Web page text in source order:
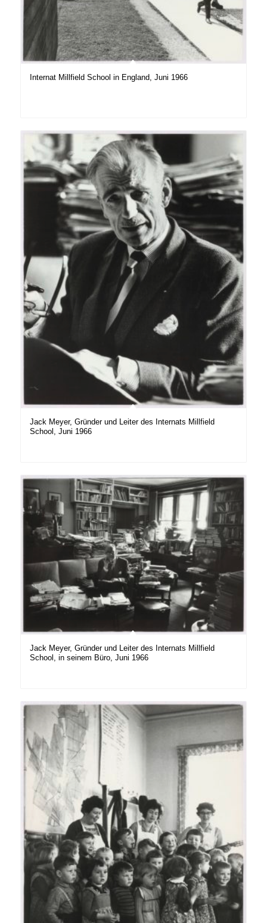
Internat Millfield School in England, Juni 1966
Jack Meyer, Gründer und Leiter des Internats Millfield
School, Juni 1966
Jack Meyer, Gründer und Leiter des Internats Millfield
School, in seinem Büro, Juni 1966